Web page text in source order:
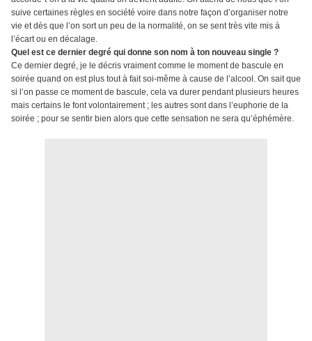
suive certaines règles en société voire dans notre façon d’organiser notre
vie et dès que l’on sort un peu de la normalité, on se sent très vite mis à
l’écart ou en décalage.
Quel est ce dernier degré qui donne son nom à ton nouveau single ?
Ce dernier degré, je le décris vraiment comme le moment de bascule en
soirée quand on est plus tout à fait soi-même à cause de l’alcool. On sait que
si l’on passe ce moment de bascule, cela va durer pendant plusieurs heures
mais certains le font volontairement ; les autres sont dans l’euphorie de la
soirée ; pour se sentir bien alors que cette sensation ne sera qu’éphémère.